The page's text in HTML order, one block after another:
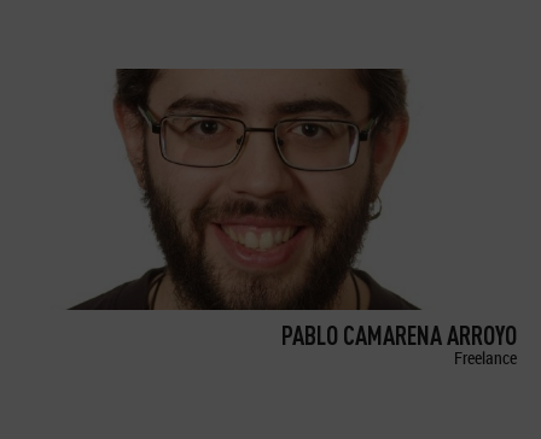
PABLO CAMARENA ARROYO
Freelance